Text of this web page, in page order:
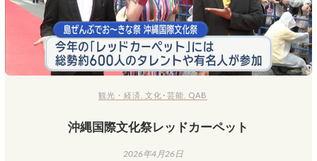
観光・経済 ,文化･芸能 QAB
沖縄国際文化祭レッドカーペット
2026年4月26日